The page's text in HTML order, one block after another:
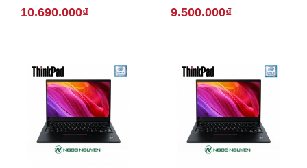
10.690.000₫ 9.500.000₫